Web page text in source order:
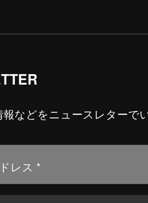
報などをニュースレターで